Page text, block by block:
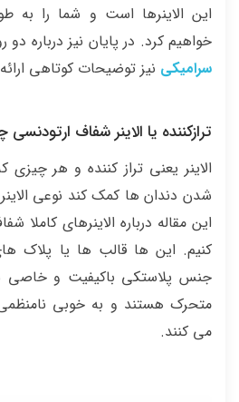
این الاینرها است و شما را به
خواهیم کرد. در پایان نیز درباره دو
سرامیکی نیز توضیحات کوتاهی
ترازکننده یا الاینر شفاف
الاینر یعنی تراز کننده و هر
شدن دندان ها کمک کند نوعی
این مقاله درباره الاینرهای
کنیم. این ها قالب ها یا پلاک
جنس پلاستکی باکیفیت و خاصی
متحرک هستند و به خوبی
می کنند.